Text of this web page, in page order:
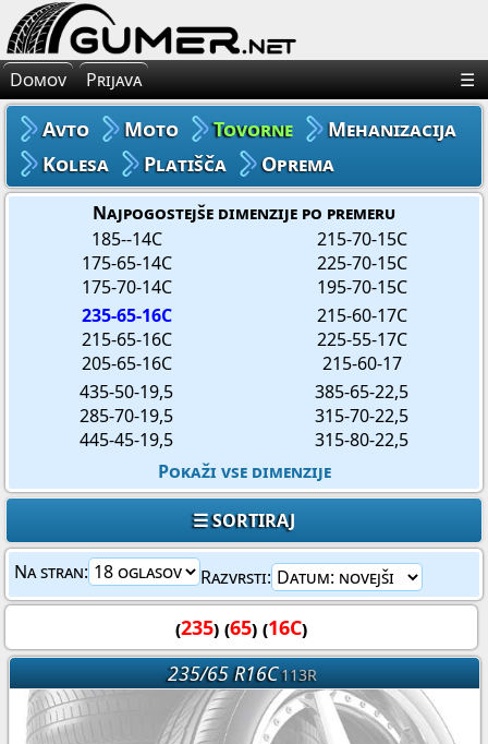
×
Avto Gume
Moto Gume
Tovorne Gume
Gume za Mehanizacijo
Gume za Kolo
Domov Prijava ☰
Avto Moto Tovorne
Mehanizacija
Kolesa
Platišča Oprema
Najpogostejše dimenzije po premeru
185--14C
175-65-14C
175-70-14C
215-70-15C
225-70-15C
195-70-15C
235-65-16C
215-65-16C
205-65-16C
215-60-17C
225-55-17C
215-60-17
435-50-19,5
285-70-19,5
445-45-19,5
385-65-22,5
315-70-22,5
315-80-22,5
Pokaži vse dimenzije
☰ SORTIRAJ
Na stran: Razvrsti:
(235) (65) (16C)
235/65 R16C113R